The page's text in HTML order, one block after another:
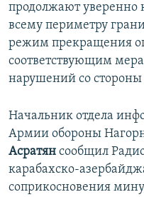
продолжают уверенно
всему периметру
режим прекращения
соответствующим
нарушений со
Начальник отдела
Армии обороны
Асратян сообщил
карабахско-
соприкосновения